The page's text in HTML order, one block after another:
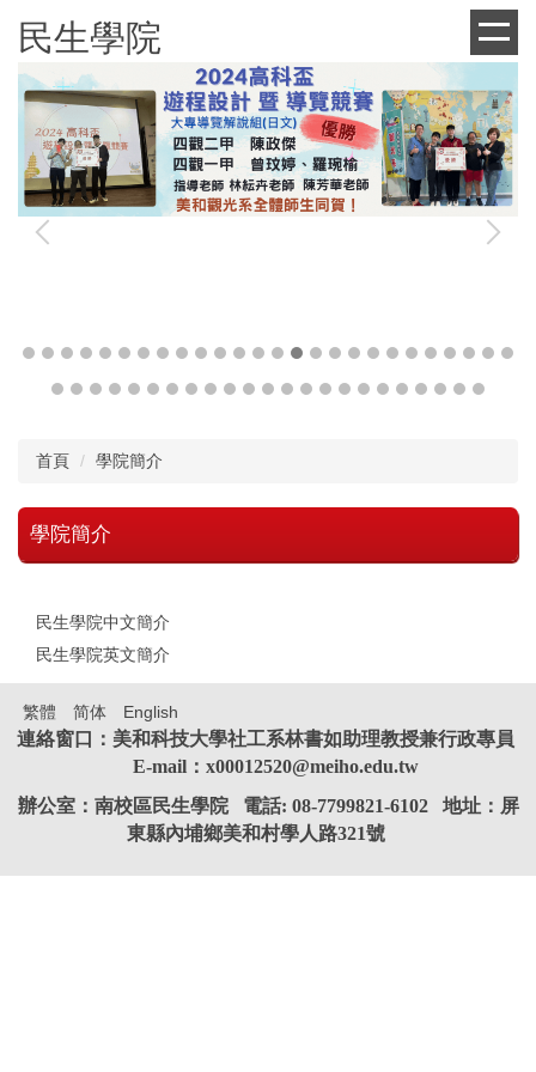
到
要
區
民生學院
首頁 學院簡介
學院簡介
民生學院中文簡介
民生學院英文簡介
繁體 简体 English
連絡窗口：美和科技大學社工系林書如助理教授兼行政專員
E-mail：x00012520@meiho.edu.tw
辦公室：南校區民生學院 電話: 08-7799821-6102 地址：屏
東縣內埔鄉美和村學人路321號